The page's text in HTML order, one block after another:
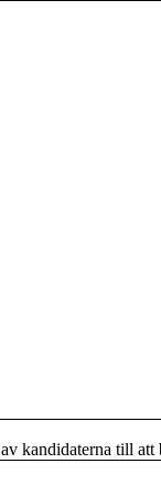
kandidaterna till att